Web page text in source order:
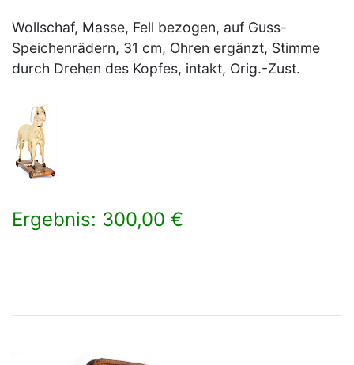
Wollschaf, Masse, Fell bezogen, auf Guss-
Speichenrädern, 31 cm, Ohren ergänzt, Stimme
durch Drehen des Kopfes, intakt, Orig.-Zust.
Ergebnis: 300,00 €